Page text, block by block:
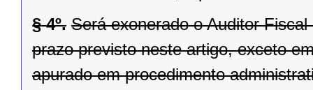
§ 4º. Será exonerado o Auditor
prazo previsto neste artigo, exceto
apurado em procedimento